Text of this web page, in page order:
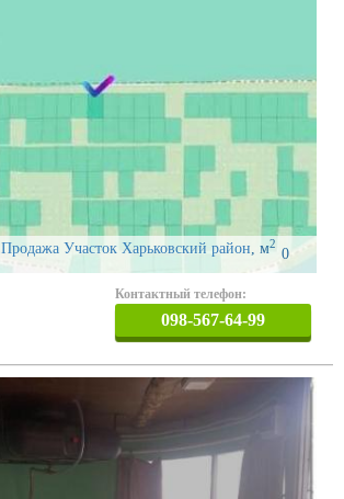
Продажа Участок Харьковский район, 0
м2
Контактный телефон:
098-567-64-99